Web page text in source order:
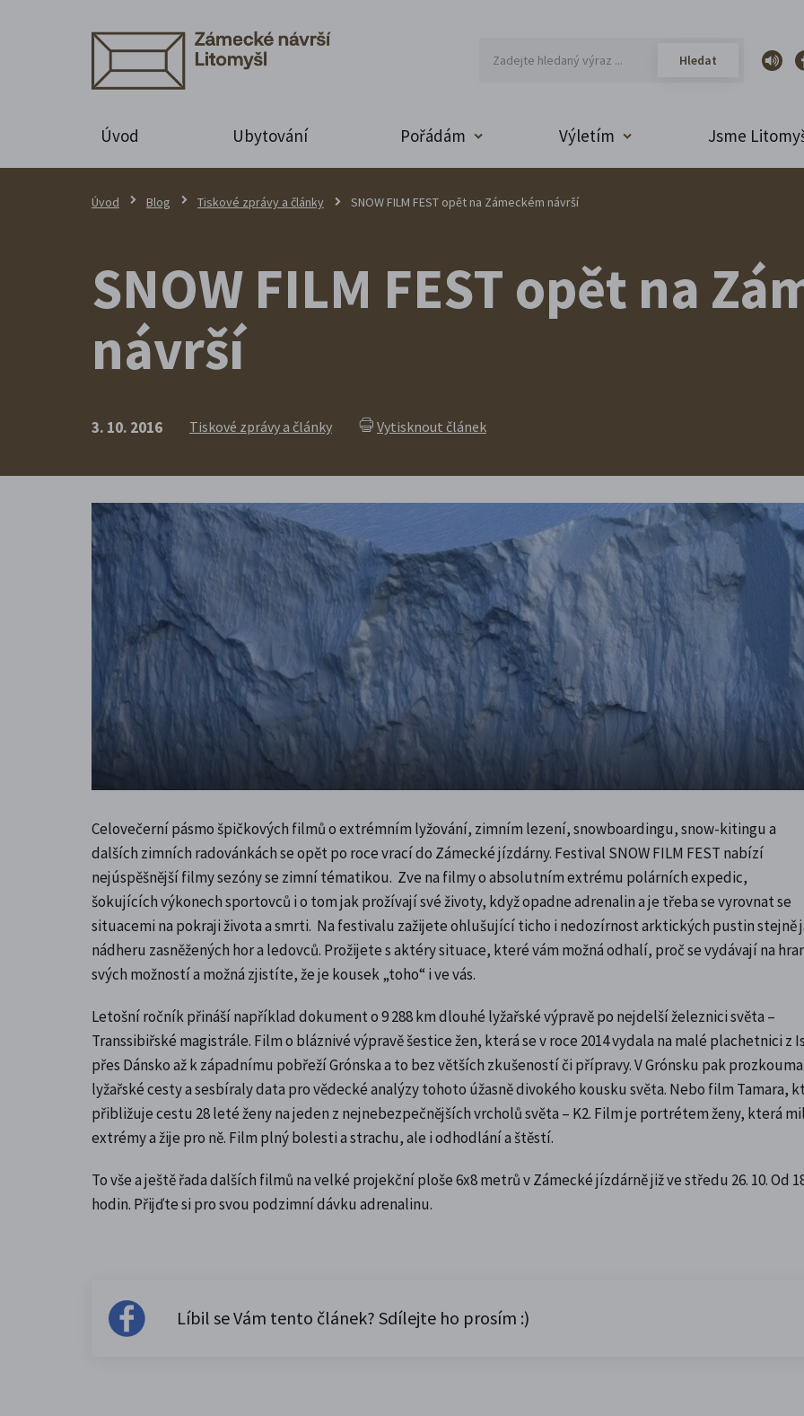
Úvod Ubytování Pořádám Výletím Jsme
Úvod Blog Tiskové zprávy a články SNOW FILM FEST opět na Zámeckém návrší
SNOW FILM FEST opět na
návrší
3. 10. 2016 Tiskové zprávy a články Vytisknout článek
Celovečerní pásmo špičkových filmů o extrémním lyžování, zimním lezení, snowboardingu, snow-kitingu a
dalších zimních radovánkách se opět po roce vrací do Zámecké jízdárny. Festival SNOW FILM FEST nabízí
nejúspěšnější filmy sezóny se zimní tématikou. Zve na filmy o absolutním extrému polárních expedic,
šokujících výkonech sportovců i o tom jak prožívají své životy, když opadne adrenalin a je třeba se vyrovnat se
situacemi na pokraji života a smrti. Na festivalu zažijete ohlušující ticho i nedozírnost arktických pustin stejně
nádheru zasněžených hor a ledovců. Prožijete s aktéry situace, které vám možná odhalí, proč se vydávají na
svých možností a možná zjistíte, že je kousek „toho“ i ve vás.
Letošní ročník přináší například dokument o 9 288 km dlouhé lyžařské výpravě po nejdelší železnici světa –
Transsibiřské magistrále. Film o bláznivé výpravě šestice žen, která se v roce 2014 vydala na malé plachetnici z
přes Dánsko až k západnímu pobřeží Grónska a to bez větších zkušeností či přípravy. V Grónsku pak
lyžařské cesty a sesbíraly data pro vědecké analýzy tohoto úžasně divokého kousku světa. Nebo film Tamara,
přibližuje cestu 28 leté ženy na jeden z nejnebezpečnějších vrcholů světa – K2. Film je portrétem ženy, která
extrémy a žije pro ně. Film plný bolesti a strachu, ale i odhodlání a štěstí.
To vše a ještě řada dalších filmů na velké projekční ploše 6x8 metrů v Zámecké jízdárně již ve středu 26. 10. Od
hodin. Přijďte si pro svou podzimní dávku adrenalinu.
Líbil se Vám tento článek? Sdílejte ho prosím :)